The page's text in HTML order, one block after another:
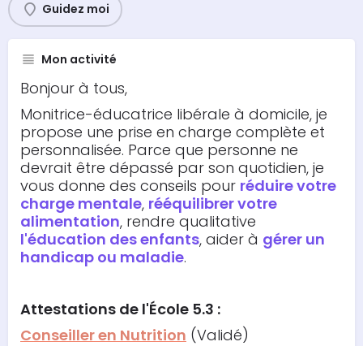
Guidez moi
Mon activité
Bonjour à tous,
Monitrice-éducatrice libérale à domicile, je
propose une prise en charge complète et
personnalisée. Parce que personne ne
devrait être dépassé par son quotidien, je
vous donne des conseils pour réduire votre
charge mentale, rééquilibrer votre
alimentation, rendre qualitative
l'éducation des enfants, aider à gérer un
handicap ou maladie.
Attestations de l'École 5.3 :
Conseiller en Nutrition (Validé)